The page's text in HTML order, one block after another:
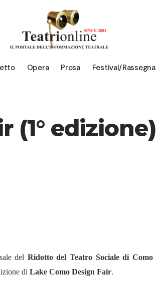
Opera Prosa Festival/Rassegna
(1° edizione)
del Ridotto del Teatro Sociale di Como
di Lake Como Design Fair.